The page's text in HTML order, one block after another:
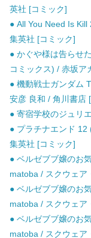
英社 [コミック]
● All You Need Is
集英社 [コミック]
● かぐや様は告らせ
コミックス) / 赤坂ア
● 機動戦士ガンダム
安彦 良和 / 角川書店
● 寄宿学校のジュリ
● プラチナエンド 12
集英社 [コミック]
● ベルゼブブ嬢のお
matoba / スクウェア
● ベルゼブブ嬢のお
matoba / スクウェア
● ベルゼブブ嬢のお
matoba / スクウェア